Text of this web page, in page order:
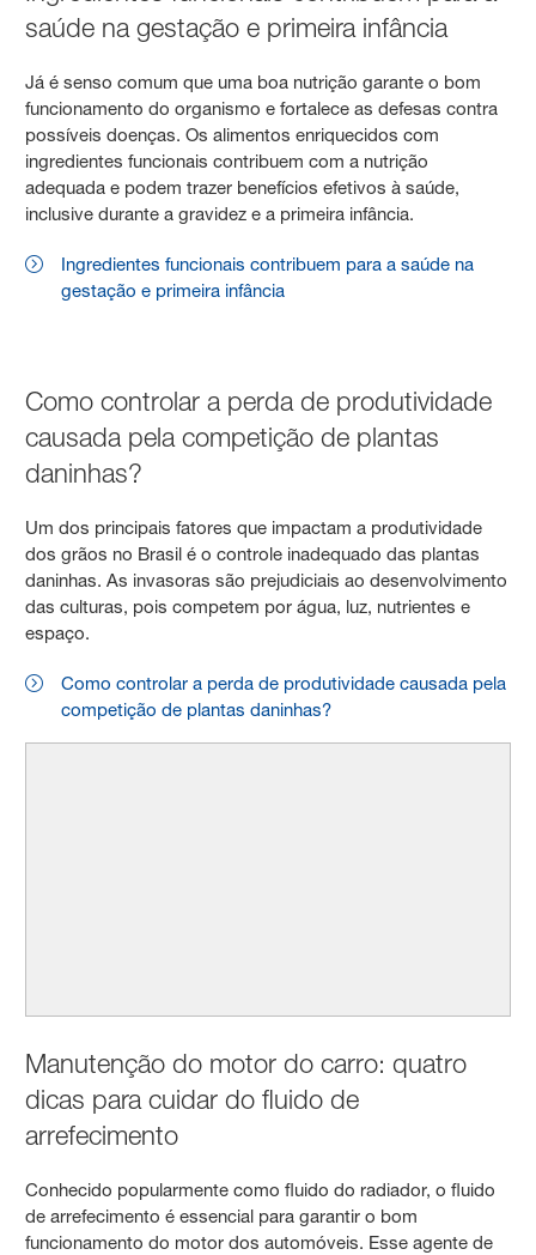
saúde na gestação e primeira infância
Já é senso comum que uma boa nutrição garante o bom
funcionamento do organismo e fortalece as defesas contra
possíveis doenças. Os alimentos enriquecidos com
ingredientes funcionais contribuem com a nutrição
adequada e podem trazer benefícios efetivos à saúde,
inclusive durante a gravidez e a primeira infância.
Ingredientes funcionais contribuem para a saúde na
gestação e primeira infância
Como controlar a perda de produtividade
causada pela competição de plantas
daninhas?
Um dos principais fatores que impactam a produtividade
dos grãos no Brasil é o controle inadequado das plantas
daninhas. As invasoras são prejudiciais ao desenvolvimento
das culturas, pois competem por água, luz, nutrientes e
espaço.
Como controlar a perda de produtividade causada pela
competição de plantas daninhas?
Manutenção do motor do carro: quatro
dicas para cuidar do fluido de
arrefecimento
Conhecido popularmente como fluido do radiador, o fluido
de arrefecimento é essencial para garantir o bom
funcionamento do motor dos automóveis. Esse agente de